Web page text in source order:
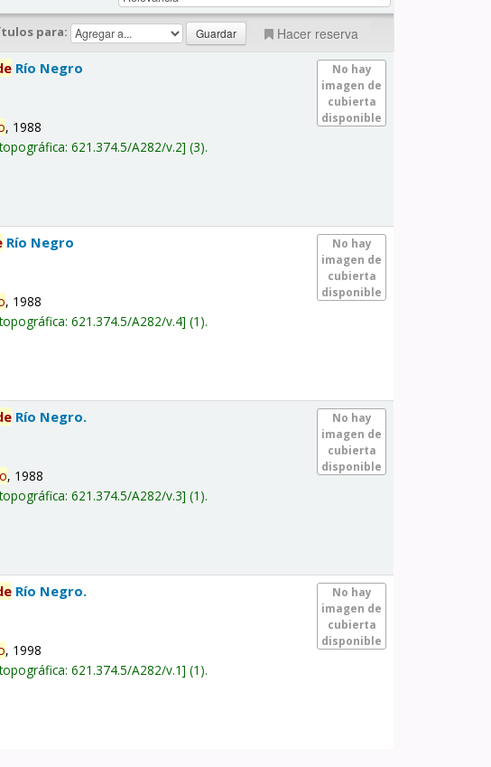
para: Hacer reserva
No hay
imagen de
cubierta
disponible
Río Negro
, 1988
621.374.5/A282/v.2 (3).
No hay
imagen de
cubierta
disponible
Río Negro
, 1988
621.374.5/A282/v.4 (1).
No hay
imagen de
cubierta
disponible
Río Negro.
, 1988
621.374.5/A282/v.3 (1).
No hay
imagen de
cubierta
disponible
Río Negro.
, 1998
621.374.5/A282/v.1 (1).